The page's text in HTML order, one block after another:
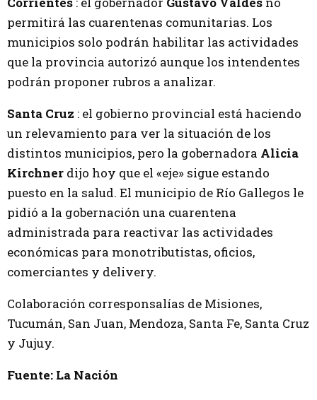
permitirá las cuarentenas comunitarias. Los
municipios solo podrán habilitar las actividades
que la provincia autorizó aunque los intendentes
podrán proponer rubros a analizar.
Santa Cruz : el gobierno provincial está haciendo
un relevamiento para ver la situación de los
distintos municipios, pero la gobernadora Alicia
Kirchner dijo hoy que el «eje» sigue estando
puesto en la salud. El municipio de Río Gallegos le
pidió a la gobernación una cuarentena
administrada para reactivar las actividades
económicas para monotributistas, oficios,
comerciantes y delivery.
Colaboración corresponsalías de Misiones,
Tucumán, San Juan, Mendoza, Santa Fe, Santa Cruz
y Jujuy.
Fuente: La Nación